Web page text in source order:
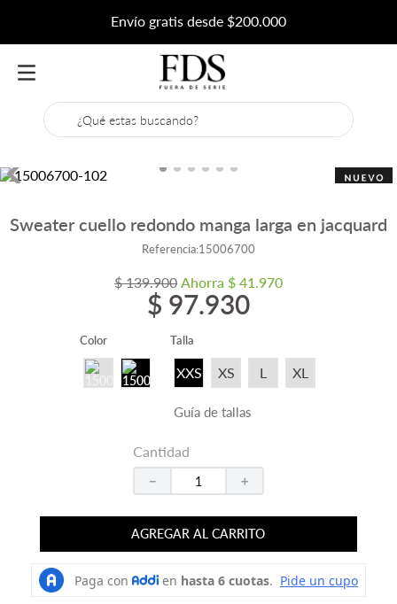
Envío gratis desde $200.000
¿Qué estas buscando?
Sweater cuello redondo manga larga en jacquard
Referencia:15006700
$ 139.900 Ahorra $ 41 .970
$ 97.930
Color Talla
XXS XS L XL
Guía de tallas
Cantidad
＋
－
AGREGAR AL CARRITO